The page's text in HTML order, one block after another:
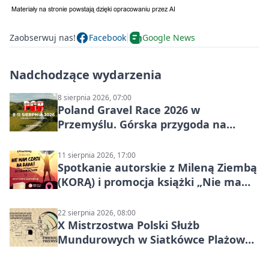
Zaobserwuj nas! Facebook Google News
Nadchodzące wydarzenia
8 sierpnia 2026, 07:00
Poland Gravel Race 2026 w
Przemyślu. Górska przygoda na
11 sierpnia 2026, 17:00
Spotkanie autorskie z Mileną Ziembą
(KORĄ) i promocja książki „Nie mam
22 sierpnia 2026, 08:00
X Mistrzostwa Polski Służb
Mundurowych w Siatkówce Plażowej